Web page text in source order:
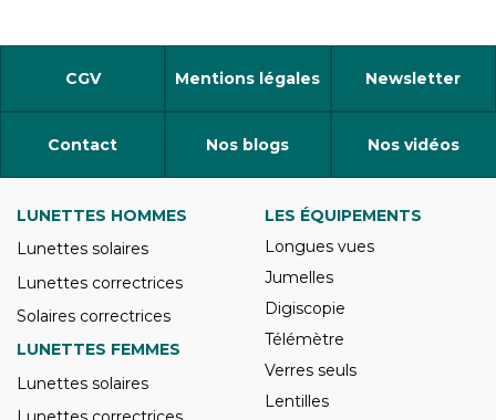
CGV Mentions légales Newsletter
Contact Nos blogs Nos vidéos
LUNETTES HOMMES
Lunettes solaires
Lunettes correctrices
Solaires correctrices
LUNETTES FEMMES
Lunettes solaires
LES ÉQUIPEMENTS
Longues vues
Jumelles
Digiscopie
Télémètre
Verres seuls
Lentilles